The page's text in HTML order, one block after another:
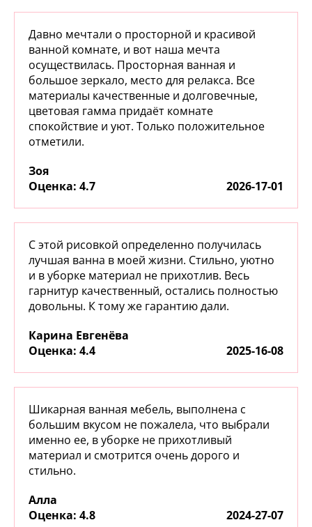
Давно мечтали о просторной и красивой
ванной комнате, и вот наша мечта
осуществилась. Просторная ванная и
большое зеркало, место для релакса. Все
материалы качественные и долговечные,
цветовая гамма придаёт комнате
спокойствие и уют. Только положительное
отметили.
Зоя
: 4.7 2026-17-01
С этой рисовкой определенно получилась
лучшая ванна в моей жизни. Стильно, уютно
и в уборке материал не прихотлив. Весь
гарнитур качественный, остались полностью
довольны. К тому же гарантию дали.
Карина Евгенёва
: 4.4 2025-16-08
Шикарная ванная мебель, выполнена с
большим вкусом не пожалела, что выбрали
именно ее, в уборке не прихотливый
материал и смотрится очень дорого и
стильно.
Алла
: 4.8 2024-27-07